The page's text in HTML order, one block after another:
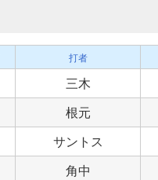
打者
三木
根元
サントス
角中